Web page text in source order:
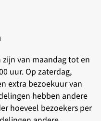
van maandag tot en
uur. Op zaterdag,
extra bezoekuur van
hebben andere
hoeveel bezoekers per